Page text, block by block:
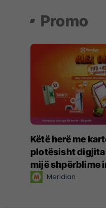
Promo
Këtë herë me
plotësisht
mijë shpërblime
Meridian